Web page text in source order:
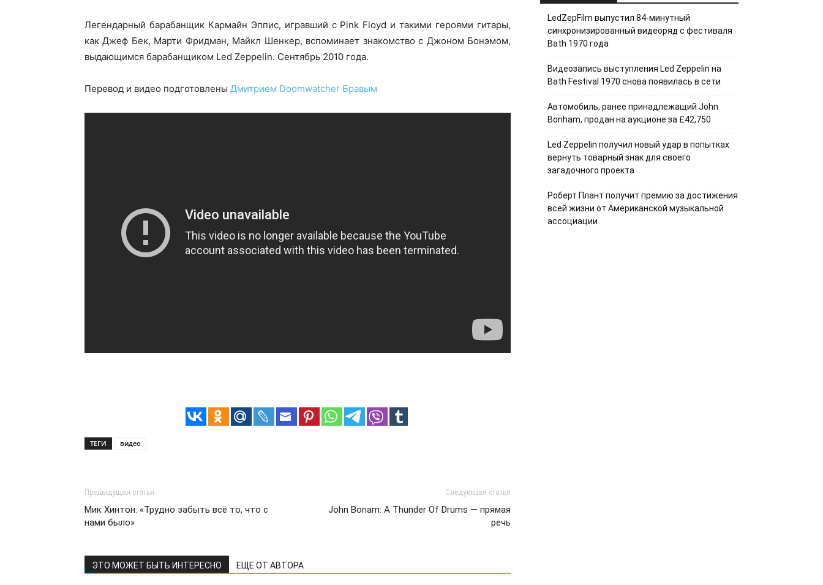
Легендарный барабанщик Кармайн Эппис, игравший с Pink Floyd и такими героями гитары,
как Джеф Бек, Марти Фридман, Майкл Шенкер, вспоминает знакомство с Джоном Бонэмом,
выдающимся барабанщиком Led Zeppelin. Сентябрь 2010 года.
Перевод и видео подготовлены Дмитрием Doomwatcher Бравым
ТЕГИ видео
Предыдущая статья
Мик Хинтон: «Трудно забыть всё то, что с
нами было»
Следующая статья
John Bonam: A Thunder Of Drums — прямая
речь
ЭТО МОЖЕТ БЫТЬ ИНТЕРЕСНО ЕЩЕ ОТ АВТОРА
LedZepFilm выпустил 84-минутный
синхронизированный видеоряд с фестиваля
Bath 1970 года
Видеозапись выступления Led Zeppelin на
Bath Festival 1970 снова появилась в сети
Автомобиль, ранее принадлежащий John
Bonham, продан на аукционе за £42,750
Led Zeppelin получил новый удар в попытках
вернуть товарный знак для своего
загадочного проекта
Роберт Плант получит премию за достижения
всей жизни от Американской музыкальной
ассоциации